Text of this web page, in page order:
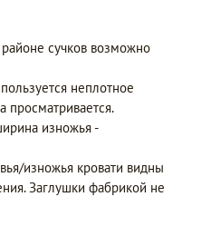
сучков возможно
неплотное
просматривается.
изножья -
изножья кровати видны
Заглушки фабрикой не